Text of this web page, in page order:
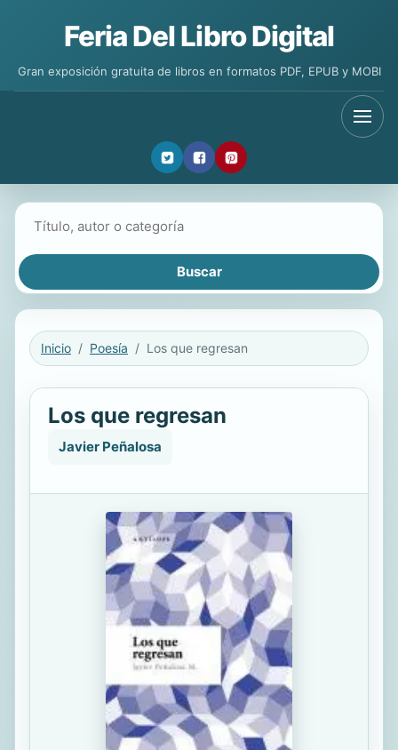
Feria Del Libro Digital
Gran exposición gratuita de libros en formatos PDF, EPUB y MOBI
Inicio Poesía Los que regresan
Los que regresan
Javier Peñalosa